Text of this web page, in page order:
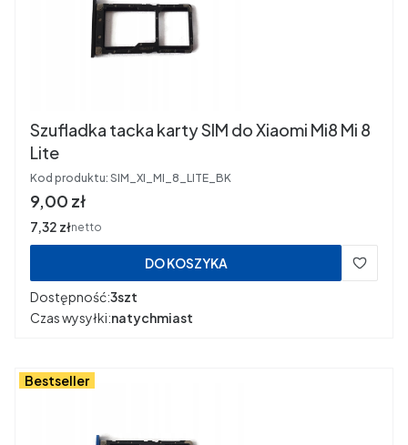
Szufladka tacka karty SIM do Xiaomi Mi8 Mi 8
Lite
Kod produktu: SIM_XI_MI_8_LITE_BK
Cena
9,00 zł
Cena
7,32 złnetto
DO KOSZYKA
Dostępność:3szt
Czas wysyłki:natychmiast
Bestseller